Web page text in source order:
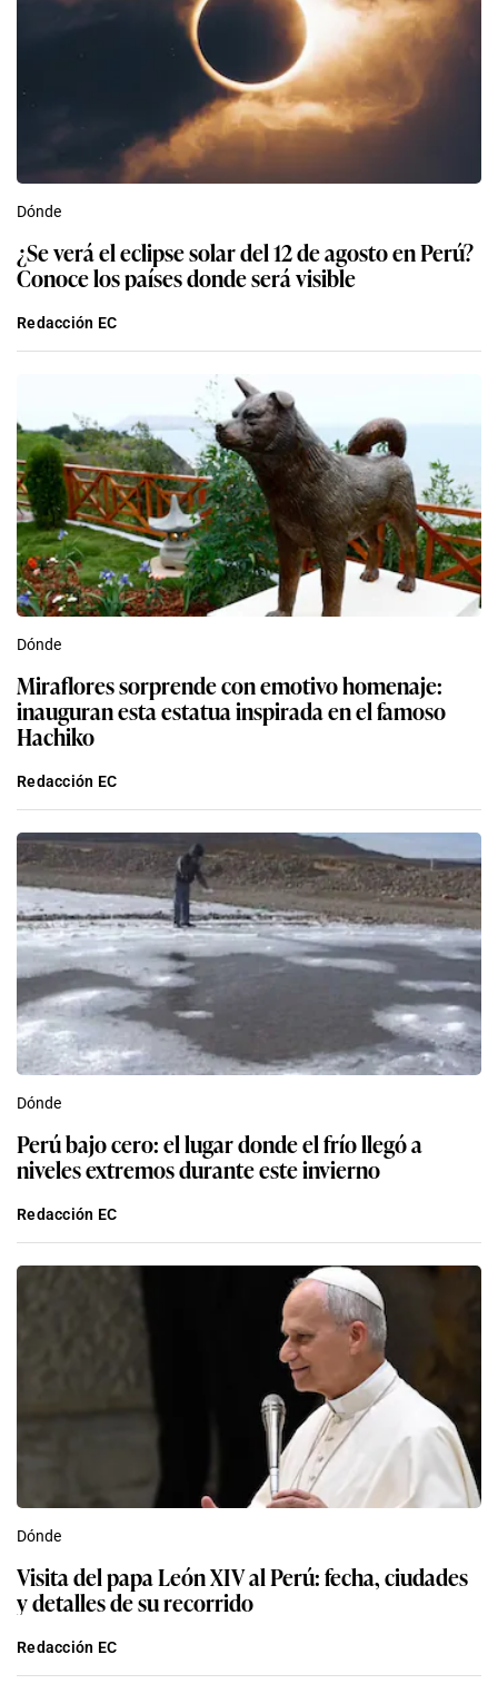
Dónde
¿Se verá el eclipse solar del 12 de agosto en Perú?
Conoce los países donde será visible
Redacción EC
Dónde
Miraflores sorprende con emotivo homenaje:
inauguran esta estatua inspirada en el famoso
Hachiko
Redacción EC
Dónde
Perú bajo cero: el lugar donde el frío llegó a
niveles extremos durante este invierno
Redacción EC
Dónde
Visita del papa León XIV al Perú: fecha, ciudades
y detalles de su recorrido
Redacción EC